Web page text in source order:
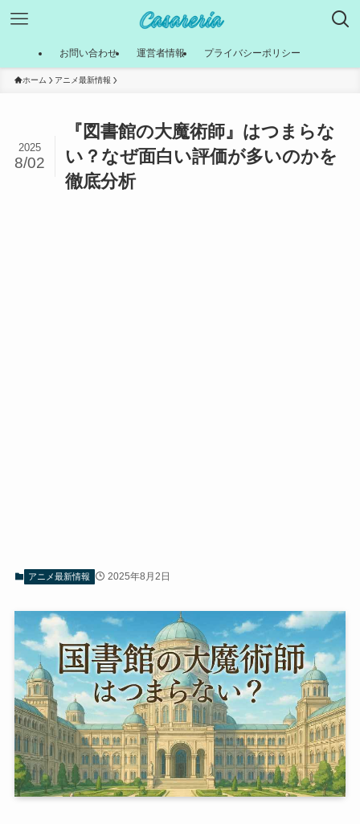
お問い合わせ 運営者情報 プライバシーポリシー
ホーム アニメ最新情報
『図書館の大魔術師』はつまらな
い？なぜ面白い評価が多いのかを
徹底分析
2025
8/02
アニメ最新情報 2025年8月2日